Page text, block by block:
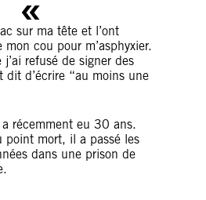
sur ma tête et l’ont
cou pour m’asphyxier.
refusé de signer des
dit d’écrire “au moins une
récemment eu 30 ans.
point mort, il a passé les
dans une prison de